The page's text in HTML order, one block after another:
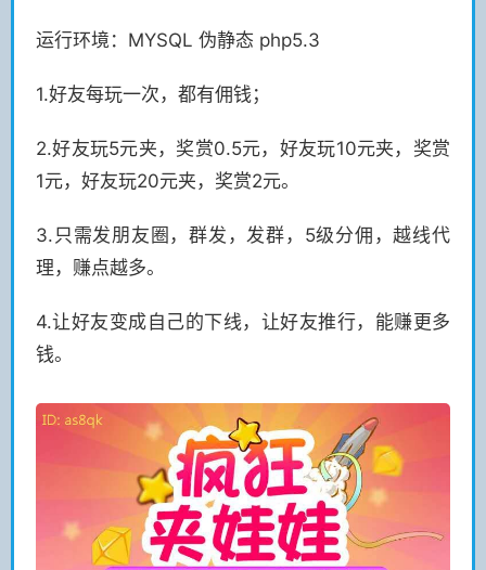
运行环境：MYSQL 伪静态 php5.3
1.好友每玩一次，都有佣钱；
2.好友玩5元夹，奖赏0.5元，好友玩10元夹，奖赏
1元，好友玩20元夹，奖赏2元。
3.只需发朋友圈，群发，发群，5级分佣，越线代
理，赚点越多。
4.让好友变成自己的下线，让好友推行，能赚更多
钱。